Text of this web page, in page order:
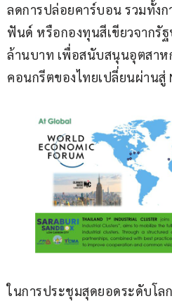
ลดการปล่อยคาร์บอน รวมทั้ง
ฟันด์ หรือกองทุนสีเขียวจากรั
ล้านบาท เพื่อสนับสนุนอุตสาห
คอนกรีตของไทยเปลี่ยนผ่านสู่
ในการประชุมสุดยอดระดับโล